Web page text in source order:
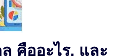
คืออะไร, และ